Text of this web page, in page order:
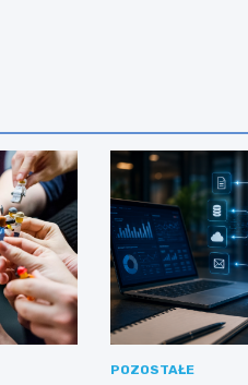
POZOSTAŁE